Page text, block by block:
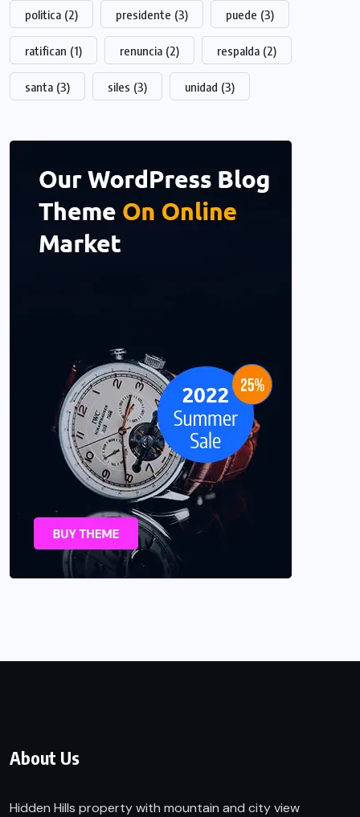
politica (2) presidente (3) puede (3)
ratifican (1) renuncia (2) respalda (2)
santa (3) siles (3) unidad (3)
About Us
Hidden Hills property with mountain and city view